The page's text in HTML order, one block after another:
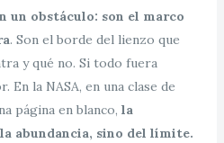
un obstáculo: son el marco
. Son el borde del lienzo que
y qué no. Si todo fuera
En la NASA, en una clase de
página en blanco, la
abundancia, sino del límite.